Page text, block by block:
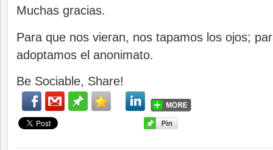
Muchas gracias.
Para que nos vieran, nos tapamos los ojos;
adoptamos el anonimato.
Be Sociable, Share!